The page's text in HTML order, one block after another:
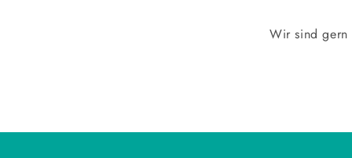
Wir sind